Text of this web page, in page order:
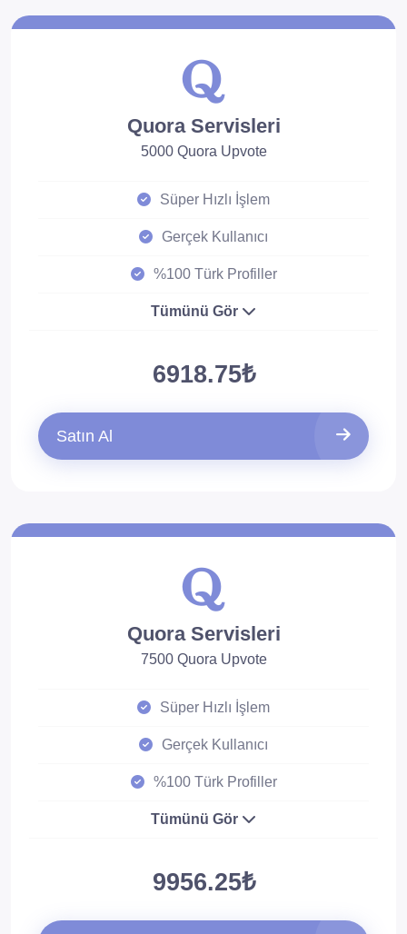
Quora Servisleri
5000 Quora Upvote
Süper Hızlı İşlem
Gerçek Kullanıcı
%100 Türk Profiller
Tümünü Gör
6918.75₺
Satın Al
Quora Servisleri
7500 Quora Upvote
Süper Hızlı İşlem
Gerçek Kullanıcı
%100 Türk Profiller
Tümünü Gör
9956.25₺